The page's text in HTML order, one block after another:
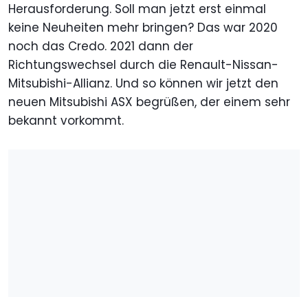
Herausforderung. Soll man jetzt erst einmal
keine Neuheiten mehr bringen? Das war 2020
noch das Credo. 2021 dann der
Richtungswechsel durch die Renault-Nissan-
Mitsubishi-Allianz. Und so können wir jetzt den
neuen Mitsubishi ASX begrüßen, der einem sehr
bekannt vorkommt.